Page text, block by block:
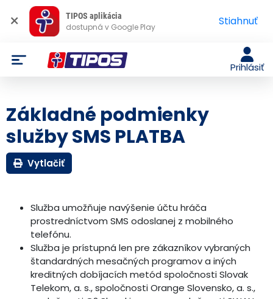
× TIPOS aplikácia
dostupná v Google Play Stiahnuť
Prihlásiť
Základné podmienky
služby SMS PLATBA
Vytlačiť
Služba umožňuje navýšenie účtu hráča
prostredníctvom SMS odoslanej z mobilného
telefónu.
Služba je prístupná len pre zákazníkov vybraných
štandardných mesačných programov a iných
kreditných dobíjacích metód spoločnosti Slovak
Telekom, a. s., spoločnosti Orange Slovensko, a. s.,